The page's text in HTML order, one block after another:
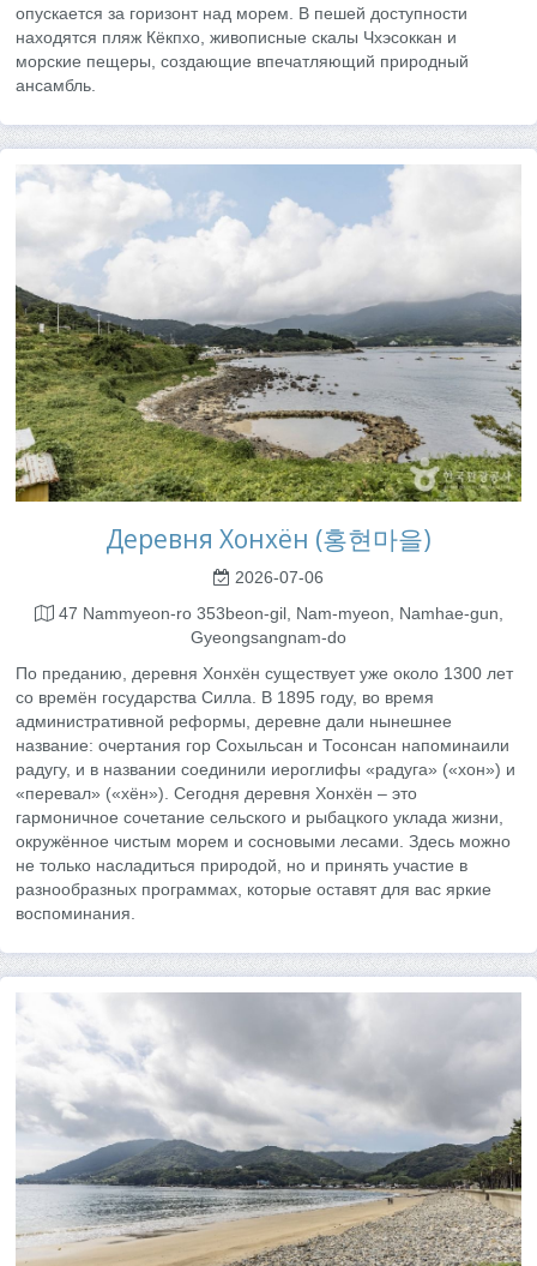
опускается за горизонт над морем. В пешей доступности
находятся пляж Кёкпхо, живописные скалы Чхэсоккан и
морские пещеры, создающие впечатляющий природный
ансамбль.
Деревня Хонхён (홍현마을)
2026-07-06
47 Nammyeon-ro 353beon-gil, Nam-myeon, Namhae-gun,
Gyeongsangnam-do
По преданию, деревня Хонхён существует уже около 1300 лет
со времён государства Силла. В 1895 году, во время
административной реформы, деревне дали нынешнее
название: очертания гор Сохыльсан и Тосонсан напоминаили
радугу, и в названии соединили иероглифы «радуга» («хон») и
«перевал» («хён»). Сегодня деревня Хонхён – это
гармоничное сочетание сельского и рыбацкого уклада жизни,
окружённое чистым морем и сосновыми лесами. Здесь можно
не только насладиться природой, но и принять участие в
разнообразных программах, которые оставят для вас яркие
воспоминания.